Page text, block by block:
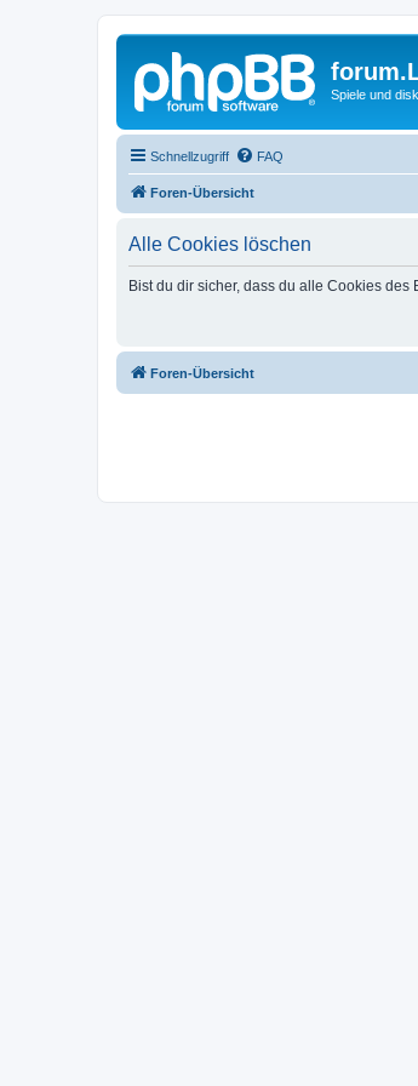
Spiele und
Schnellzugriff FAQ
Foren-Übersicht
Alle Cookies löschen
Bist du dir sicher, dass du alle Cookies des
Foren-Übersicht